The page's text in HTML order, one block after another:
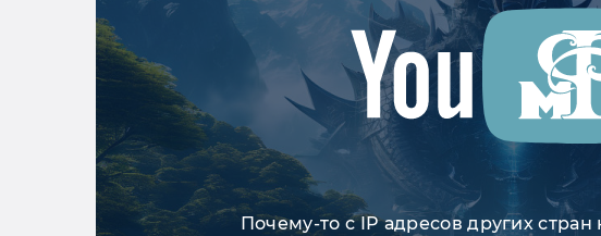
Почему-то с IP адресов других